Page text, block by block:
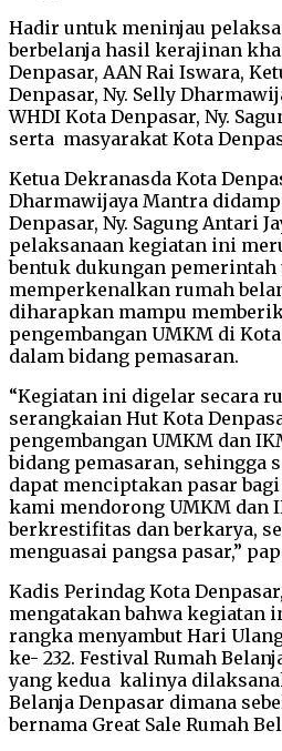
Hadir untuk meninjau
berbelanja hasil kerajinan
Denpasar, AAN Rai Iswara,
Denpasar, Ny. Selly
WHDI Kota Denpasar, Ny.
serta masyarakat Kota
Ketua Dekranasda Kota
Dharmawijaya Mantra
Denpasar, Ny. Sagung Antari
pelaksanaan kegiatan ini
bentuk dukungan
memperkenalkan rumah
diharapkan mampu
pengembangan UMKM di
dalam bidang pemasaran.
“Kegiatan ini digelar secara
serangkaian Hut Kota
pengembangan UMKM dan
bidang pemasaran, sehingga
dapat menciptakan pasar
kami mendorong UMKM dan
berkrestifitas dan berkarya,
menguasai pangsa pasar,”
Kadis Perindag Kota
mengatakan bahwa kegiatan
rangka menyambut Hari
ke- 232. Festival Rumah
yang kedua kalinya
Belanja Denpasar dimana
bernama Great Sale Rumah